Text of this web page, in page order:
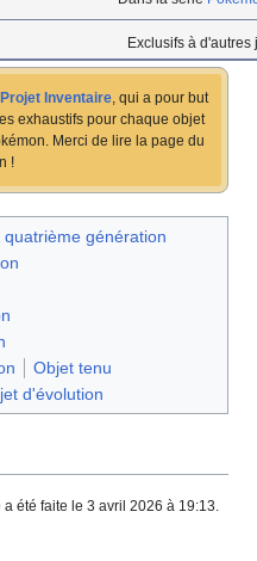
Exclusifs à
Projet Inventaire, qui a pour but
exhaustifs pour chaque objet
Merci de lire la page du
!
quatrième génération
Objet tenu
d'évolution
été faite le 3 avril 2026 à 19:13.